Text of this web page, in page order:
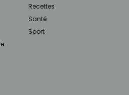
Recettes
Santé
Sport